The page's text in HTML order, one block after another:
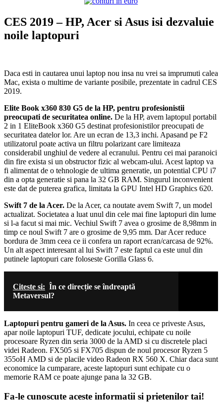
CES 2019 – HP, Acer si Asus isi dezvaluie
noile laptopuri
Daca esti in cautarea unui laptop nou insa nu vrei sa imprumuti calea
Mac, exista o multime de variante posibile, prezentate in cadrul CES
2019.
Elite Book x360 830 G5 de la HP, pentru profesionistii
preocupati de securitatea online. De la HP, avem laptopul portabil
2 in 1 EliteBook x360 G5 destinat profesionistilor preocupati de
securitatea datelor lor. Are un ecran de 13,3 inchi. Apasand pe F2
utilizatorul poate activa un filtru polarizant care limiteaza
considerabil unghiul de vedere al ecranului. Pentru cei mai paranoici
din fire exista si un obstructor fizic al webcam-ului. Acest laptop va
fi alimentat de o tehnologie de ultima generatie, un potential CPU i7
din a opta generatie si pana la 32 GB RAM. Singurul inconvenient
este dat de puterea grafica, limitata la GPU Intel HD Graphics 620.
Swift 7 de la Acer. De la Acer, ca noutate avem Swift 7, un model
actualizat. Societatea a luat unul din cele mai fine laptopuri din lume
si l-a facut si mai mic. Vechiul Swift 7 avea o grosime de 8,98mm in
timp ce noul Swift 7 are o grosime de 9,95 mm. Dar Acer reduce
bordura de 3mm ceea ce ii confera un raport ecran/carcasa de 92%.
Un alt aspect interesant al lui Swift 7 este faptul ca este unul din
putinele laptopuri care foloseste Gorilla Glass 6.
Citeste si: În ce direcție se îndreaptă
Metaversul?
Laptopuri pentru gameri de la Asus. In ceea ce priveste Asus,
apar noile laptopuri TUF, dedicate jocului, echipate cu noile
procesoare Ryzen din seria 3000 de la AMD si cu discretele placi
videi Radeon. FX505 si FX705 dispun de noul procesor Ryzen 5
355oH AMD si de placile video Radeon RX 560 X. Chiar daca sunt
economice la cumparare, aceste laptopuri sunt echipate cu o
memorie RAM ce poate ajunge pana la 32 GB.
Fa-le cunoscute aceste informatii si prietenilor tai!